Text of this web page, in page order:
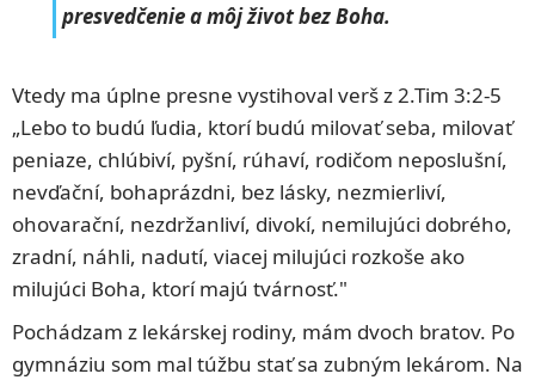
presvedčenie a môj život bez Boha.
Vtedy ma úplne presne vystihoval verš z 2.Tim 3:2-5
„Lebo to budú ľudia, ktorí budú milovať seba, milovať
peniaze, chlúbiví, pyšní, rúhaví, rodičom neposlušní,
nevďační, bohaprázdni, bez lásky, nezmierliví,
ohovarační, nezdržanliví, divokí, nemilujúci dobrého,
zradní, náhli, nadutí, viacej milujúci rozkoše ako
milujúci Boha, ktorí majú tvárnosť."
Pochádzam z lekárskej rodiny, mám dvoch bratov. Po
gymnáziu som mal túžbu stať sa zubným lekárom. Na